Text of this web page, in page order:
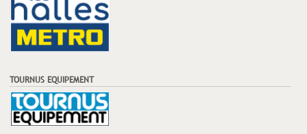
TOURNUS EQUIPEMENT